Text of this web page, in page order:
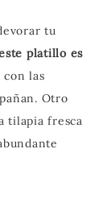
tu
platillo es
las
Otro
tilapia fresca